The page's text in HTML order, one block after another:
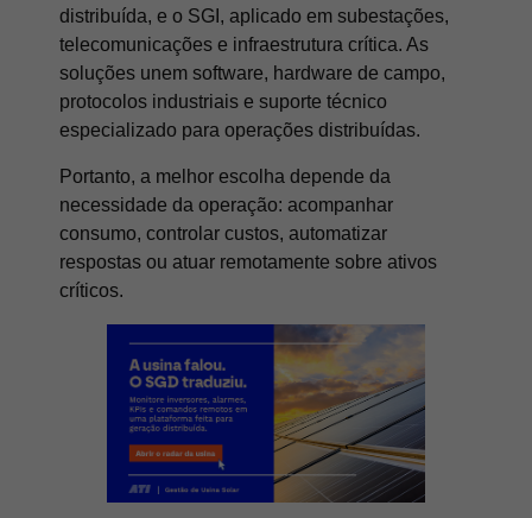
distribuída, e o SGI, aplicado em subestações,
telecomunicações e infraestrutura crítica. As
soluções unem software, hardware de campo,
protocolos industriais e suporte técnico
especializado para operações distribuídas.
Portanto, a melhor escolha depende da
necessidade da operação: acompanhar
consumo, controlar custos, automatizar
respostas ou atuar remotamente sobre ativos
críticos.